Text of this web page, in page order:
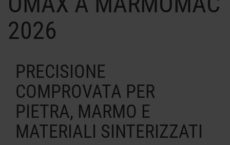
INFORMAZIONI SULLE MACCHINE
WATERJET
2026
PRECISIONE
COMPROVATA PER
PIETRA, MARMO E
MATERIALI SINTERIZZATI